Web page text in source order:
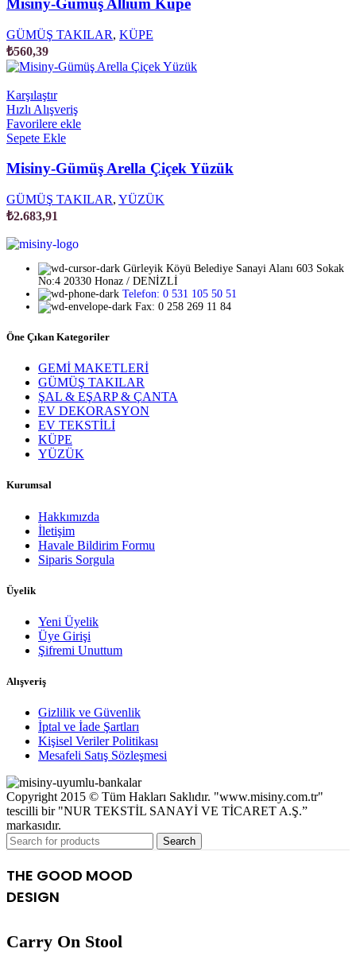
Misiny-Gümüş Allium Küpe
GÜMÜŞ TAKILAR, KÜPE
₺560,39
Karşılaştır
Hızlı Alışveriş
Favorilere ekle
Sepete Ekle
Misiny-Gümüş Arella Çiçek Yüzük
GÜMÜŞ TAKILAR, YÜZÜK
₺2.683,91
Gürleyik Köyü Belediye Sanayi Alanı 603 Sokak
No:4 20330 Honaz / DENİZLİ
Telefon: 0 531 105 50 51
Fax: 0 258 269 11 84
Öne Çıkan Kategoriler
GEMİ MAKETLERİ
GÜMÜŞ TAKILAR
ŞAL & EŞARP & ÇANTA
EV DEKORASYON
EV TEKSTİLİ
KÜPE
YÜZÜK
Kurumsal
Hakkımızda
İletişim
Havale Bildirim Formu
Siparis Sorgula
Üyelik
Yeni Üyelik
Üye Girişi
Şifremi Unuttum
Alışveriş
Gizlilik ve Güvenlik
İptal ve İade Şartları
Kişisel Veriler Politikası
Mesafeli Satış Sözleşmesi
Copyright 2015 © Tüm Hakları Saklıdır. "www.misiny.com.tr"
tescilli bir "NUR TEKSTİL SANAYİ VE TİCARET A.Ş.”
markasıdır.
Search
THE GOOD MOOD
DESIGN
Carry On Stool